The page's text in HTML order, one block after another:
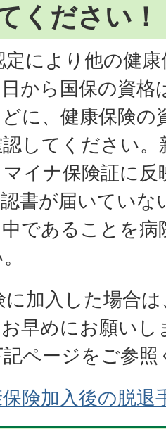
ください！
定により他の健
から国保の資格
に、健康保険の
してください。
イナ保険証に
書が届いていな
であることを病
に加入した場合
早めにお願いし
ページをご参照
険加入後の脱退